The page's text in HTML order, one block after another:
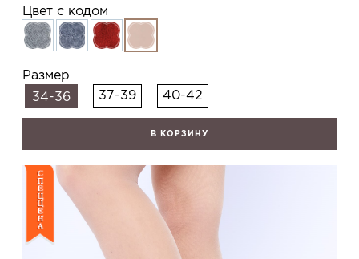
Цвет с кодом
Размер
34-36
37-39 40-42
В КОРЗИНУ